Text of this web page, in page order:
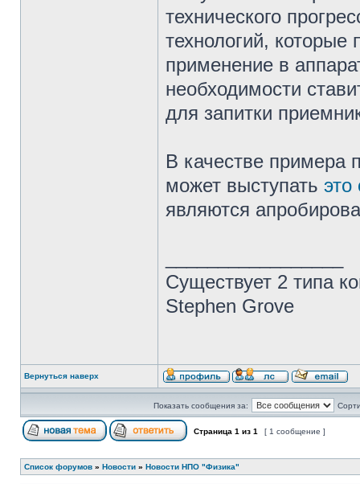
технического
технологий,
применение в
необходимости
для запитки
В качестве примера
может выступать это
являются
Существует 2 типа
Stephen Grove
Вернуться наверх
Показать сообщения за:
Страница 1 из 1 [ 1 сообщение ]
Список форумов » Новости » Новости НПО "Физика"